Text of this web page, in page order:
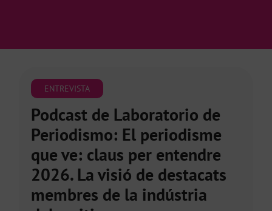
ENTREVISTA
Podcast de Laboratorio de
Periodismo: El periodisme
que ve: claus per entendre
2026. La visió de destacats
membres de la indústria